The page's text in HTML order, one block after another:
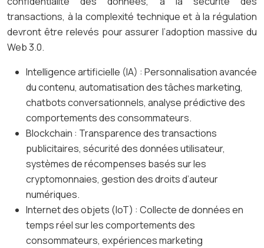
transactions, à la complexité technique et à la régulation
devront être relevés pour assurer l’adoption massive du
Web 3.0.
Intelligence artificielle (IA) : Personnalisation avancée
du contenu, automatisation des tâches marketing,
chatbots conversationnels, analyse prédictive des
comportements des consommateurs.
Blockchain : Transparence des transactions
publicitaires, sécurité des données utilisateur,
systèmes de récompenses basés sur les
cryptomonnaies, gestion des droits d’auteur
numériques.
Internet des objets (IoT) : Collecte de données en
temps réel sur les comportements des
consommateurs, expériences marketing